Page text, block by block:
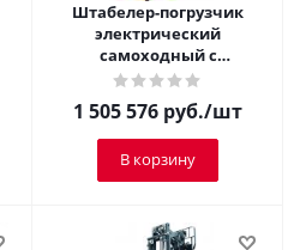
Штабелер-погрузчик
электрический
самоходный с
платформой TOR 1,5 т 2,5
м CQDH15A-II
1 505 576 руб./шт
В корзину